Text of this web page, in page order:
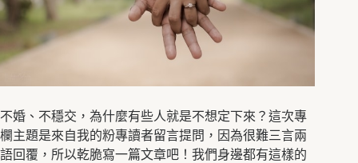
不婚、不穩交，為什麼有些人就是不想定下來？這次專
欄主題是來自我的粉專讀者留言提問，因為很難三言兩
語回覆，所以乾脆寫一篇文章吧！我們身邊都有這樣的